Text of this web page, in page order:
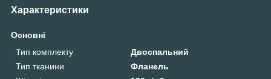
Характеристики
Основні
Тип комплекту
Двоспальний
Тип тканини
Фланель